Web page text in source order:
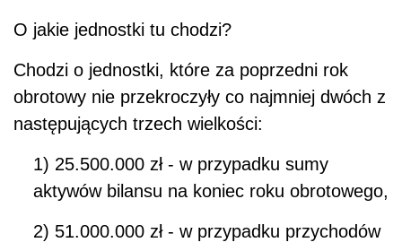
O jakie jednostki tu chodzi?
Chodzi o jednostki, które za poprzedni rok
obrotowy nie przekroczyły co najmniej dwóch z
następujących trzech wielkości:
1) 25.500.000 zł - w przypadku sumy
aktywów bilansu na koniec roku obrotowego,
2) 51.000.000 zł - w przypadku przychodów